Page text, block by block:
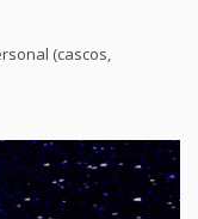
(cascos,